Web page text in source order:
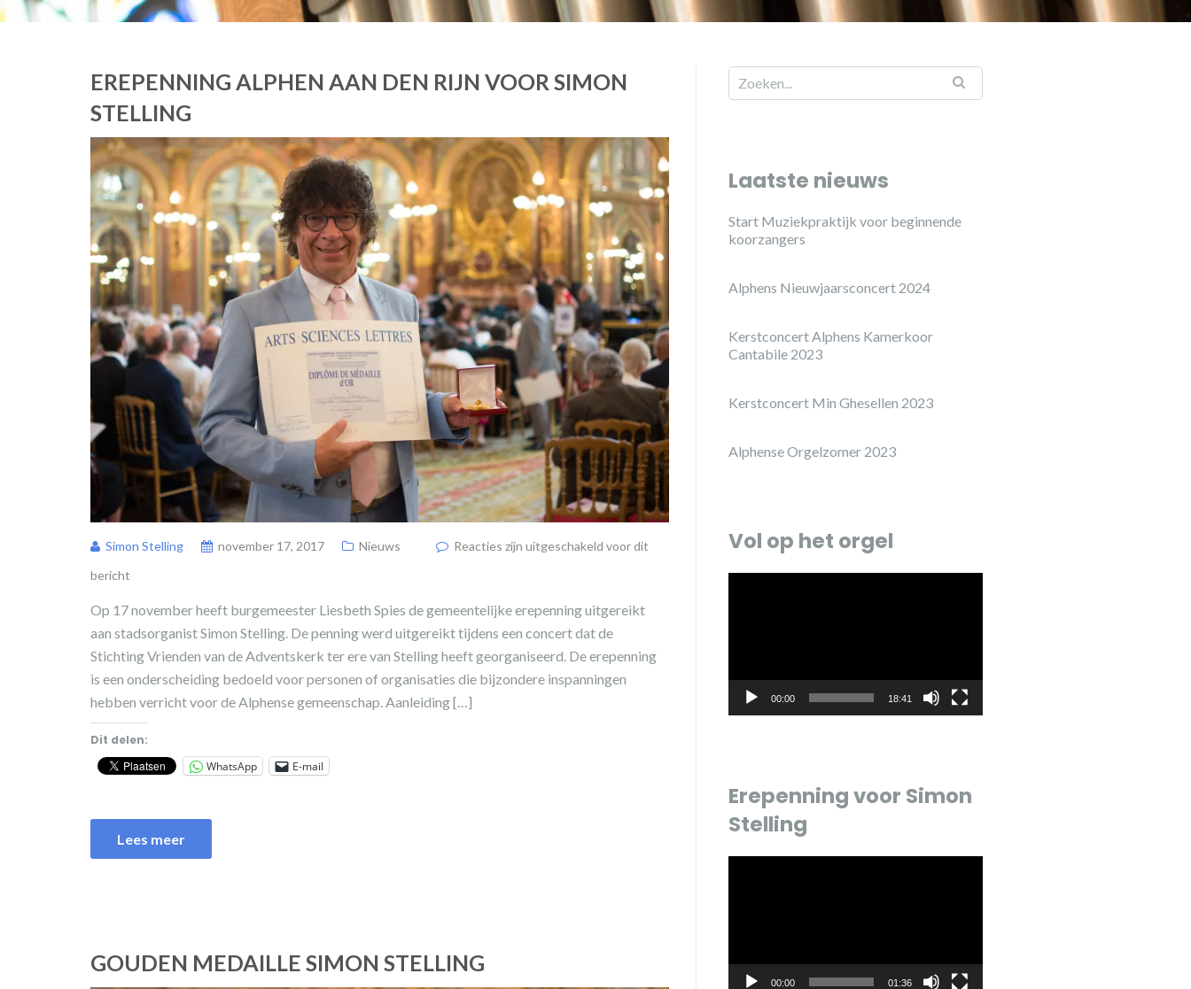
EREPENNING ALPHEN AAN DEN RIJN VOOR SIMON
STELLING
Simon Stelling november 17, 2017 Nieuws
Reacties zijn uitgeschakeld voor dit
bericht
Op 17 november heeft burgemeester Liesbeth Spies de gemeentelijke erepenning uitgereikt
aan stadsorganist Simon Stelling. De penning werd uitgereikt tijdens een concert dat de
Stichting Vrienden van de Adventskerk ter ere van Stelling heeft georganiseerd. De erepenning
is een onderscheiding bedoeld voor personen of organisaties die bijzondere inspanningen
hebben verricht voor de Alphense gemeenschap. Aanleiding […]
Dit delen:
WhatsApp
E-mail
Lees meer
GOUDEN MEDAILLE SIMON STELLING
Laatste nieuws
Start Muziekpraktijk voor beginnende
koorzangers
Alphens Nieuwjaarsconcert 2024
Kerstconcert Alphens Kamerkoor
Cantabile 2023
Kerstconcert Min Ghesellen 2023
Alphense Orgelzomer 2023
Vol op het orgel
00:00 18:41
Erepenning voor Simon
Stelling
00:00 01:36